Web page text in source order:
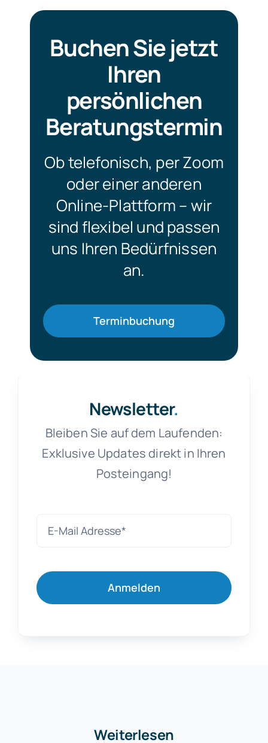
Buchen Sie jetzt
Ihren
persönlichen
Beratungstermin
Ob telefonisch, per Zoom
oder einer anderen
Online-Plattform – wir
sind flexibel und passen
uns Ihren Bedürfnissen
an.
Terminbuchung
Newsletter.
Bleiben Sie auf dem Laufenden:
Exklusive Updates direkt in Ihren
Posteingang!
Anmelden
Weiterlesen